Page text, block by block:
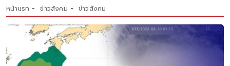
หน้าแรก ข่าวสังคม ข่าวสังคม